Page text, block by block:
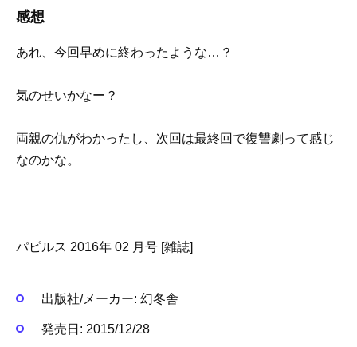
感想
あれ、今回早めに終わったような…？
気のせいかなー？
両親の仇がわかったし、次回は最終回で復讐劇って感じ
なのかな。
パピルス 2016年 02 月号 [雑誌]
出版社/メーカー: 幻冬舎
発売日: 2015/12/28